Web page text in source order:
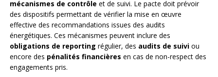
mécanismes de contrôle et de suivi. Le pacte doit prévoir
des dispositifs permettant de vérifier la mise en œuvre
effective des recommandations issues des audits
énergétiques. Ces mécanismes peuvent inclure des
obligations de reporting régulier, des audits de suivi ou
encore des pénalités financières en cas de non-respect des
engagements pris.